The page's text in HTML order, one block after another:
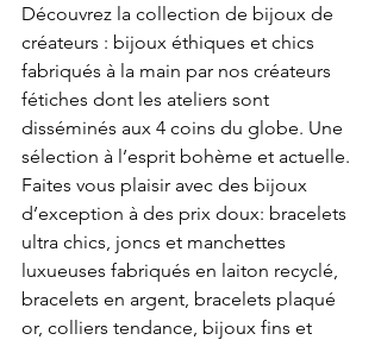
Découvrez la collection de bijoux de
créateurs : bijoux éthiques et chics
fabriqués à la main par nos créateurs
fétiches dont les ateliers sont
disséminés aux 4 coins du globe. Une
sélection à l’esprit bohème et actuelle.
Faites vous plaisir avec des bijoux
d’exception à des prix doux: bracelets
ultra chics, joncs et manchettes
luxueuses fabriqués en laiton recyclé,
bracelets en argent, bracelets plaqué
or, colliers tendance, bijoux fins et